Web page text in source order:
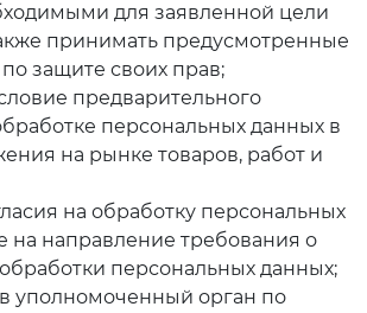
для заявленной цели
принимать предусмотренные
защите своих прав;
предварительного
персональных данных в
на рынке товаров, работ и
на обработку персональных
на направление требования о
персональных данных;
уполномоченный орган по